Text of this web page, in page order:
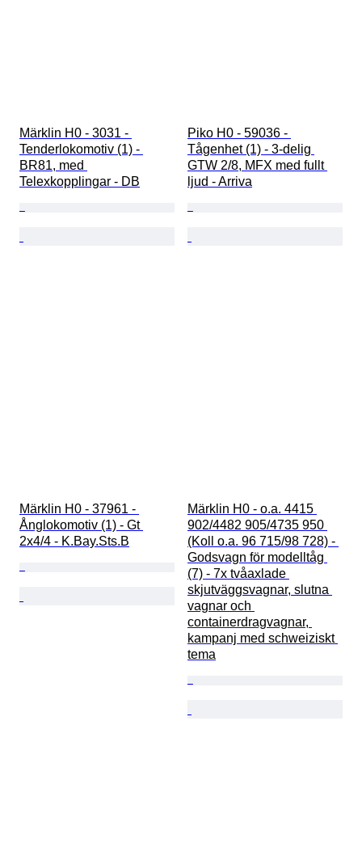
Märklin H0 - 3031 -
Tenderlokomotiv (1) -
BR81, med
Telexkopplingar - DB
Piko H0 - 59036 -
Tågenhet (1) - 3-delig
GTW 2/8, MFX med fullt
ljud - Arriva
Märklin H0 - 37961 -
Ånglokomotiv (1) - Gt
2x4/4 - K.Bay.Sts.B
Märklin H0 - o.a. 4415
902/4482 905/4735 950
(Koll o.a. 96 715/98 728) -
Godsvagn för modelltåg
(7) - 7x tvåaxlade
skjutväggsvagnar, slutna
vagnar och
containerdragvagnar,
kampanj med schweiziskt
tema